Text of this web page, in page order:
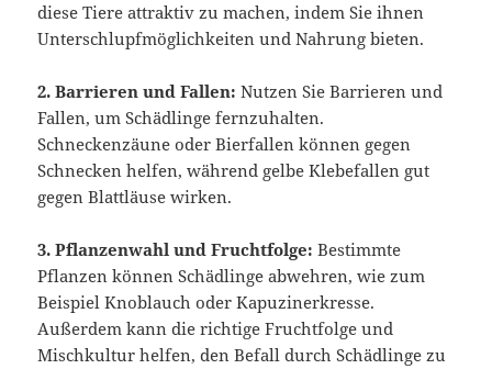
diese Tiere attraktiv zu machen, indem Sie ihnen
Unterschlupfmöglichkeiten und Nahrung bieten.
2. Barrieren und Fallen: Nutzen Sie Barrieren und
Fallen, um Schädlinge fernzuhalten.
Schneckenzäune oder Bierfallen können gegen
Schnecken helfen, während gelbe Klebefallen gut
gegen Blattläuse wirken.
3. Pflanzenwahl und Fruchtfolge: Bestimmte
Pflanzen können Schädlinge abwehren, wie zum
Beispiel Knoblauch oder Kapuzinerkresse.
Außerdem kann die richtige Fruchtfolge und
Mischkultur helfen, den Befall durch Schädlinge zu